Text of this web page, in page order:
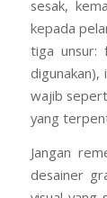
sesak,
kepada
tiga unsur:
wajib
yang
Jangan
desainer